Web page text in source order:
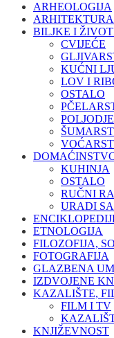
ARHEOLOGIJA
BILJKE I
CVIJEĆE
KUĆNI
LOV I
OSTALO
KUHINJA
OSTALO
RUČNI
URADI
ETNOLOGIJA
FILOZOFIJA,
FOTOGRAFIJA
GLAZBENA
IZDVOJENE
KAZALIŠTE,
FILM I TV
KNJIŽEVNOST